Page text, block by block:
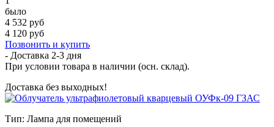
было
4 532 руб
4 120 руб
Позвонить и купить
- Доставка 2-3 дня
При условии товара в наличии (осн. склад).
Доставка без выходных!
Тип: Лампа для помещений